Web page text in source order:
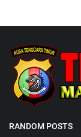
RANDOM POSTS